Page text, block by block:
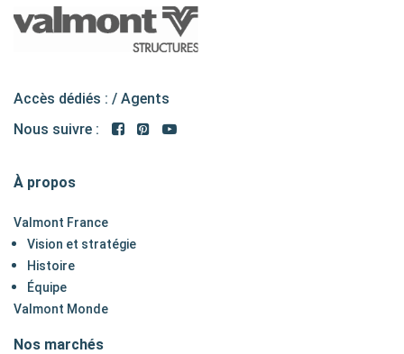
Accès dédiés : / Agents
Nous suivre :
À propos
Valmont France
Vision et stratégie
Histoire
Équipe
Valmont Monde
Nos marchés